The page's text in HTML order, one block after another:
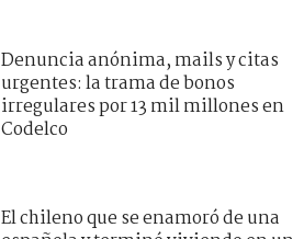
Denuncia anónima, mails y citas
urgentes: la trama de bonos
irregulares por 13 mil millones en
Codelco
El chileno que se enamoró de una